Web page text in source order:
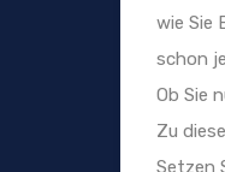
wie Sie
schon
Ob Sie
Zu
Setzen